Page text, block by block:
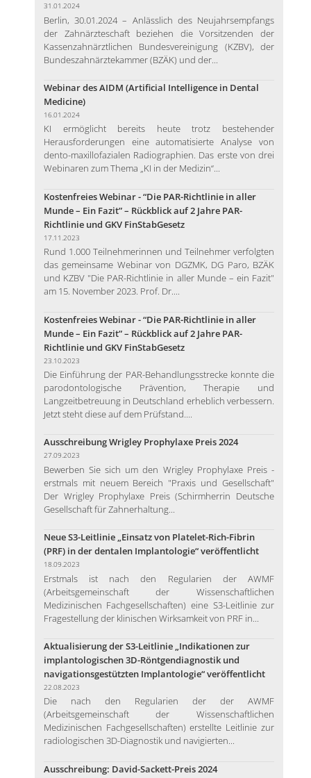
31.01.2024
Berlin, 30.01.2024 – Anlässlich des Neujahrsempfangs
der Zahnärzteschaft beziehen die Vorsitzenden der
Kassenzahnärztlichen Bundesvereinigung (KZBV), der
Bundeszahnärztekammer (BZÄK) und der...
Webinar des AIDM (Artificial Intelligence in Dental
Medicine)
16.01.2024
KI ermöglicht bereits heute trotz bestehender
Herausforderungen eine automatisierte Analyse von
dento-maxillofazialen Radiographien. Das erste von drei
Webinaren zum Thema „KI in der Medizin“...
Kostenfreies Webinar - “Die PAR-Richtlinie in aller
Munde – Ein Fazit” – Rückblick auf 2 Jahre PAR-
Richtlinie und GKV FinStabGesetz
17.11.2023
Rund 1.000 Teilnehmerinnen und Teilnehmer verfolgten
das gemeinsame Webinar von DGZMK, DG Paro, BZÄK
und KZBV "Die PAR-Richtlinie in aller Munde – ein Fazit"
am 15. November 2023. Prof. Dr....
Kostenfreies Webinar - “Die PAR-Richtlinie in aller
Munde – Ein Fazit” – Rückblick auf 2 Jahre PAR-
Richtlinie und GKV FinStabGesetz
23.10.2023
Die Einführung der PAR-Behandlungsstrecke konnte die
parodontologische Prävention, Therapie und
Langzeitbetreuung in Deutschland erheblich verbessern.
Jetzt steht diese auf dem Prüfstand....
Ausschreibung Wrigley Prophylaxe Preis 2024
27.09.2023
Bewerben Sie sich um den Wrigley Prophylaxe Preis -
erstmals mit neuem Bereich "Praxis und Gesellschaft"
Der Wrigley Prophylaxe Preis (Schirmherrin Deutsche
Gesellschaft für Zahnerhaltung...
Neue S3-Leitlinie „Einsatz von Platelet-Rich-Fibrin
(PRF) in der dentalen Implantologie“ veröffentlicht
18.09.2023
Erstmals ist nach den Regularien der AWMF
(Arbeitsgemeinschaft der Wissenschaftlichen
Medizinischen Fachgesellschaften) eine S3-Leitlinie zur
Fragestellung der klinischen Wirksamkeit von PRF in...
Aktualisierung der S3-Leitlinie „Indikationen zur
implantologischen 3D-Röntgendiagnostik und
navigationsgestützten Implantologie“ veröffentlicht
22.08.2023
Die nach den Regularien der der AWMF
(Arbeitsgemeinschaft der Wissenschaftlichen
Medizinischen Fachgesellschaften) erstellte Leitlinie zur
radiologischen 3D-Diagnostik und navigierten...
Ausschreibung: David-Sackett-Preis 2024